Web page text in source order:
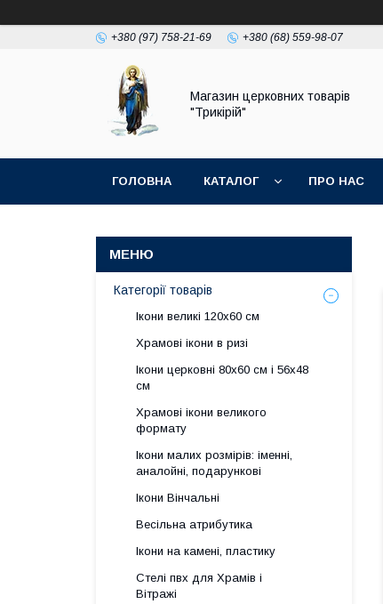
+380 (97) 758-21-69 +380 (68) 559-98-07
Магазин церковних товарів
"Трикірій"
ГОЛОВНА КАТАЛОГ ПРО НАС
Категорії товарів
Ікони великі 120х60 см
Храмові ікони в ризі
Ікони церковні 80х60 см і 56х48
см
Храмові ікони великого
формату
Ікони малих розмірів: іменні,
аналойні, подарункові
Ікони Вінчальні
Весільна атрибутика
Ікони на камені, пластику
Стелі пвх для Храмів і
Вітражі